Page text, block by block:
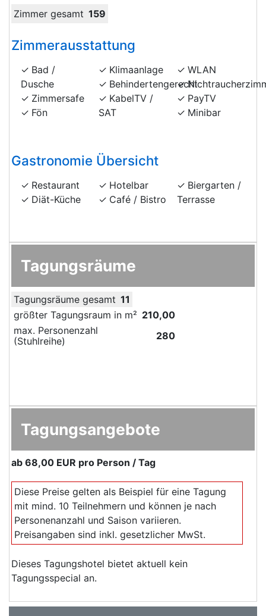
Zimmer gesamt 159
Zimmerausstattung
Bad /
Dusche
Zimmersafe
Fön
Klimaanlage
Behindertengerecht
KabelTV /
SAT
WLAN
PayTV
Minibar
Gastronomie Übersicht
Restaurant
Diät-Küche
Hotelbar
Café / Bistro
Biergarten /
Terrasse
Tagungsräume
Tagungsräume gesamt 11
größter Tagungsraum in m² 210,00
max. Personenzahl
(Stuhlreihe)
280
Tagungsangebote
ab 68,00 EUR pro Person / Tag
Diese Preise gelten als Beispiel für eine Tagung
mit mind. 10 Teilnehmern und können je nach
Personenanzahl und Saison variieren.
Preisangaben sind inkl. gesetzlicher MwSt.
Dieses Tagungshotel bietet aktuell kein
Tagungsspecial an.